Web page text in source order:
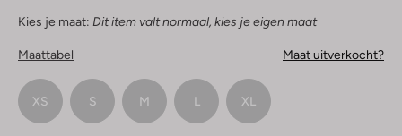
Kies je maat: Dit item valt normaal, kies je eigen maat
Maattabel Maat uitverkocht?
XS S M L XL